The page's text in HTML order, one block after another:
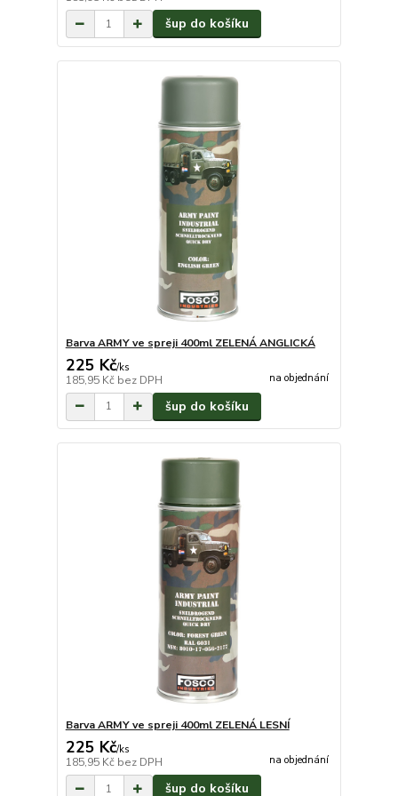
šup do košíku
Barva ARMY ve spreji 400ml ZELENÁ ANGLICKÁ
225 Kč/ks
185,95 Kč bez DPH na objednání
šup do košíku
Barva ARMY ve spreji 400ml ZELENÁ LESNÍ
225 Kč/ks
185,95 Kč bez DPH na objednání
šup do košíku